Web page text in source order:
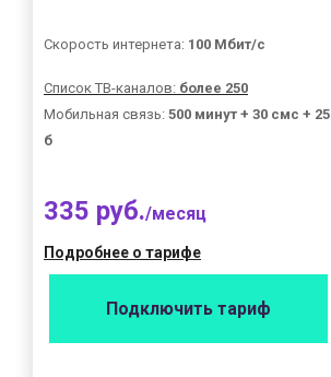
Скорость интернета: 100 Мбит/с
Список ТВ-каналов: более 250
Мобильная связь: 500 минут + 30 смс + 25
б
335 руб./месяц
Подробнее о тарифе
Подключить тариф